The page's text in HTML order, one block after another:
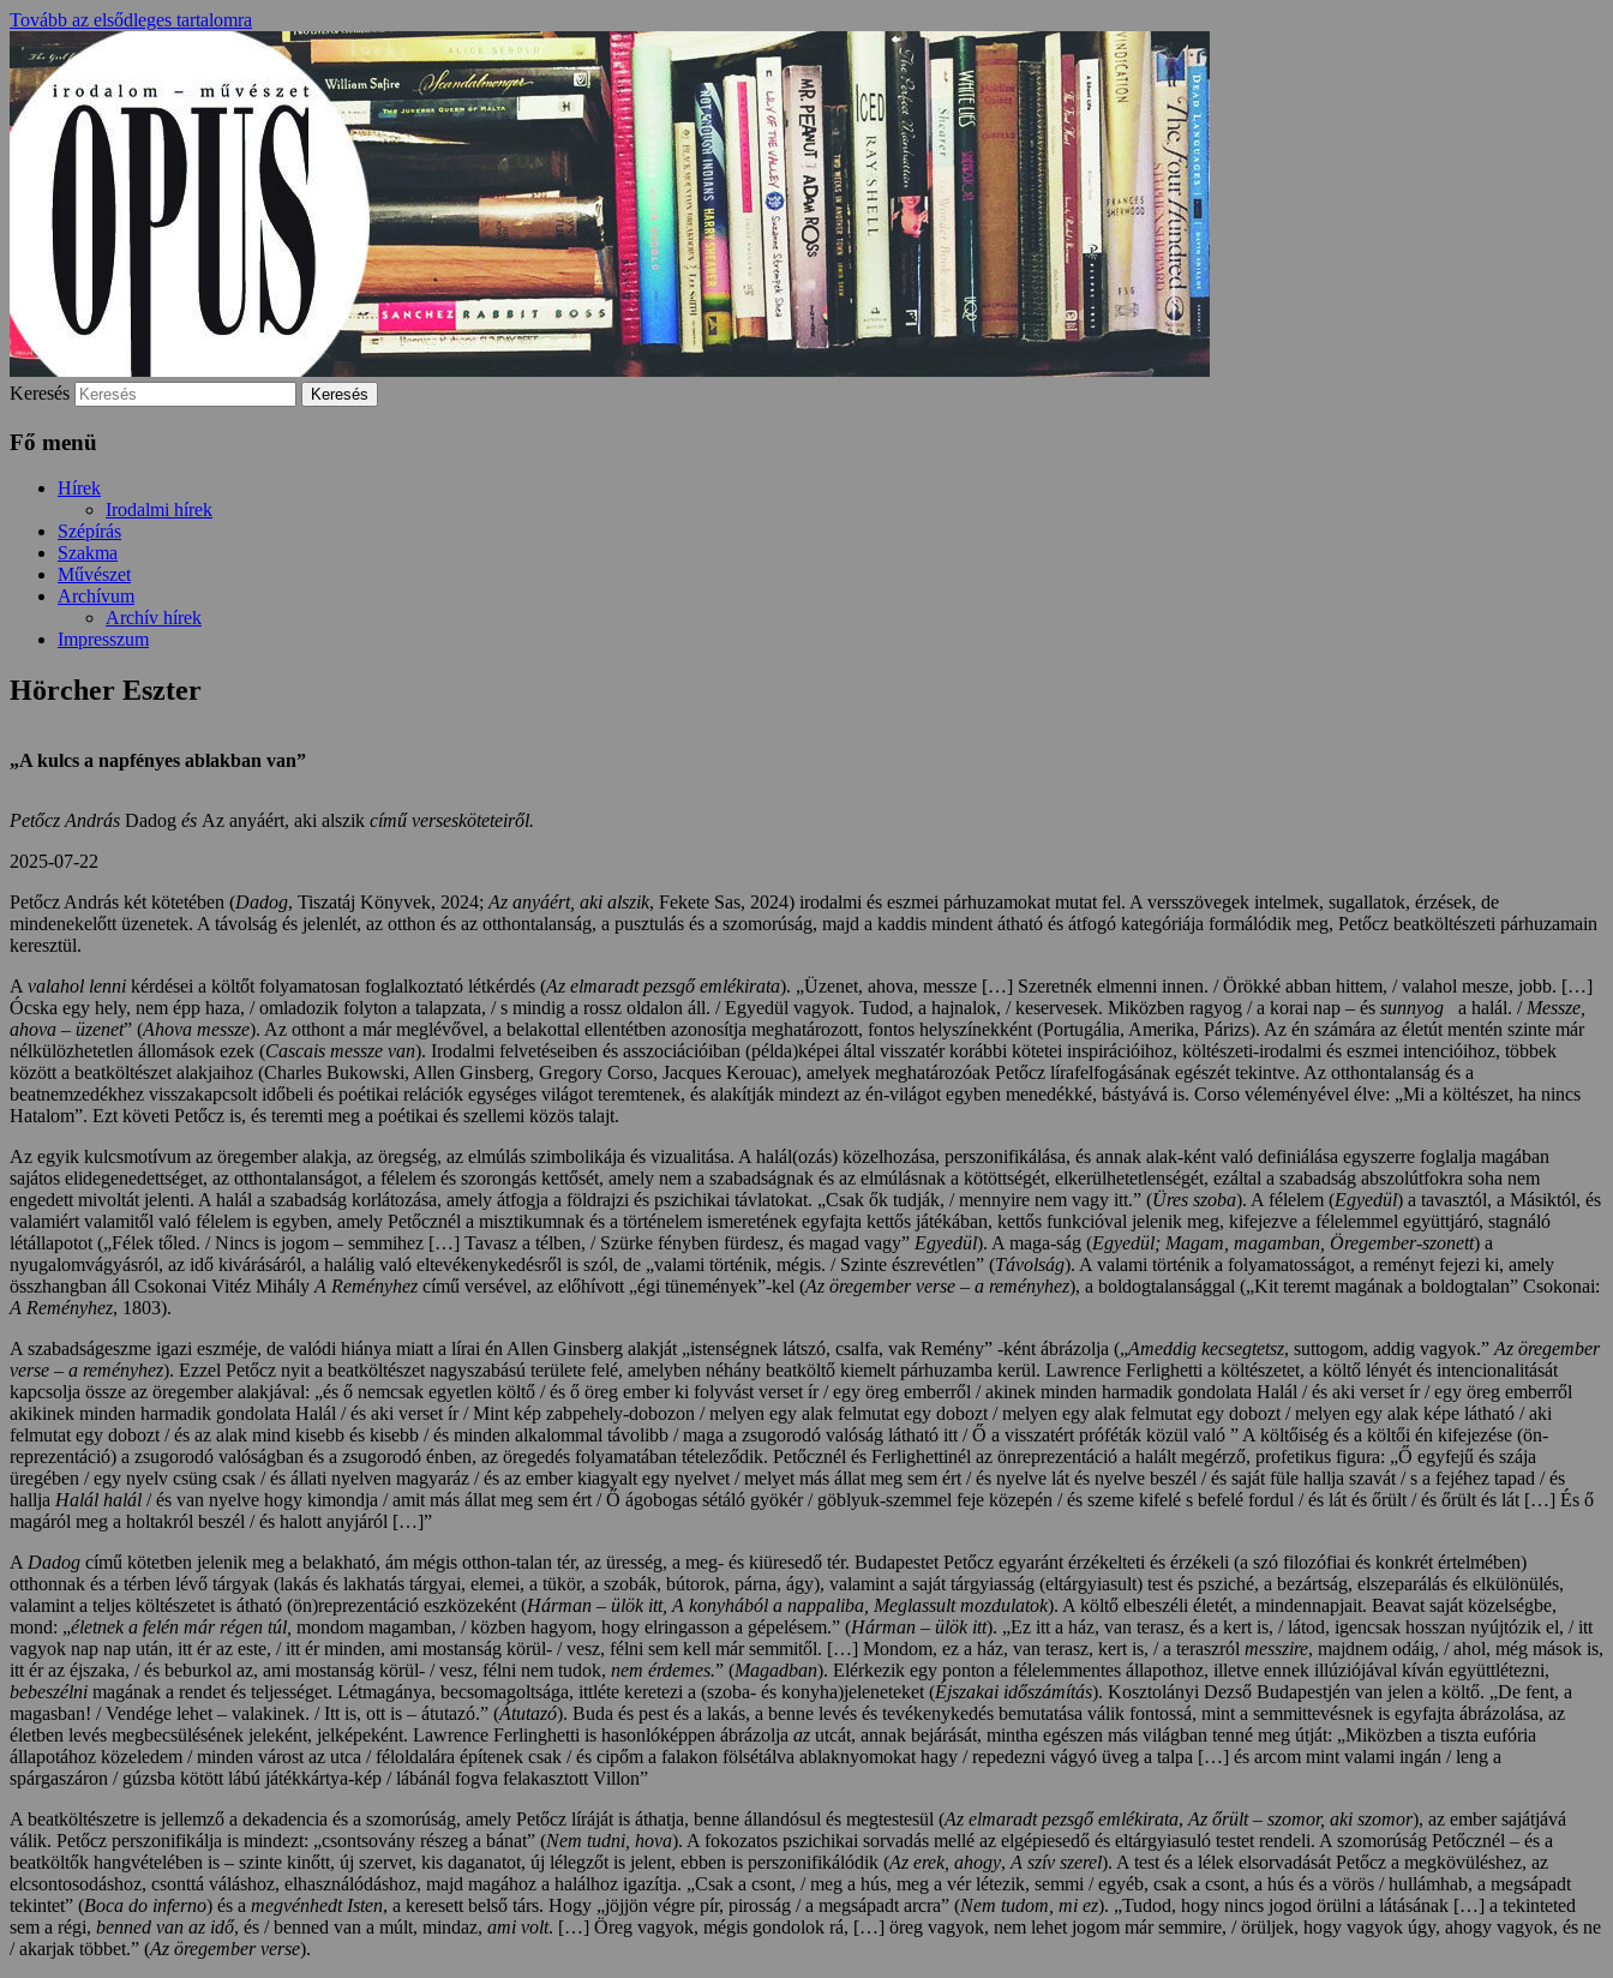
Tovább az elsődleges tartalomra
OPUS irodalmi folyóirat
irodalom és művészet
Keresés
Fő menü
Hírek
Irodalmi hírek
Szépírás
Szakma
Művészet
Archívum
Archív hírek
Impresszum
Hörcher Eszter
„A kulcs a napfényes ablakban van”
Petőcz András Dadog és Az anyáért, aki alszik című versesköteteiről.
2025-07-22
Petőcz András két kötetében (Dadog, Tiszatáj Könyvek, 2024; Az anyáért, aki alszik, Fekete Sas, 2024) irodalmi és eszmei párhuzamokat mutat fel. A versszövegek intelmek, sugallatok, érzések, de
mindenekelőtt üzenetek. A távolság és jelenlét, az otthon és az otthontalanság, a pusztulás és a szomorúság, majd a kaddis mindent átható és átfogó kategóriája formálódik meg, Petőcz beatköltészeti párhuzamain
keresztül.
A valahol lenni kérdései a költőt folyamatosan foglalkoztató létkérdés (Az elmaradt pezsgő emlékirata). „Üzenet, ahova, messze […] Szeretnék elmenni innen. / Örökké abban hittem, / valahol mesze, jobb. […]
Ócska egy hely, nem épp haza, / omladozik folyton a talapzata, / s mindig a rossz oldalon áll. / Egyedül vagyok. Tudod, a hajnalok, / keservesek. Miközben ragyog / a korai nap – és sunnyog a halál. / Messze,
ahova – üzenet” (Ahova messze). Az otthont a már meglévővel, a belakottal ellentétben azonosítja meghatározott, fontos helyszínekként (Portugália, Amerika, Párizs). Az én számára az életút mentén szinte már
nélkülözhetetlen állomások ezek (Cascais messze van). Irodalmi felvetéseiben és asszociációiban (példa)képei által visszatér korábbi kötetei inspirációihoz, költészeti-irodalmi és eszmei intencióihoz, többek
között a beatköltészet alakjaihoz (Charles Bukowski, Allen Ginsberg, Gregory Corso, Jacques Kerouac), amelyek meghatározóak Petőcz lírafelfogásának egészét tekintve. Az otthontalanság és a
beatnemzedékhez visszakapcsolt időbeli és poétikai relációk egységes világot teremtenek, és alakítják mindezt az én-világot egyben menedékké, bástyává is. Corso véleményével élve: „Mi a költészet, ha nincs
Hatalom”. Ezt követi Petőcz is, és teremti meg a poétikai és szellemi közös talajt.
Az egyik kulcsmotívum az öregember alakja, az öregség, az elmúlás szimbolikája és vizualitása. A halál(ozás) közelhozása, perszonifikálása, és annak alak-ként való definiálása egyszerre foglalja magában
sajátos elidegenedettséget, az otthontalanságot, a félelem és szorongás kettősét, amely nem a szabadságnak és az elmúlásnak a kötöttségét, elkerülhetetlenségét, ezáltal a szabadság abszolútfokra soha nem
engedett mivoltát jelenti. A halál a szabadság korlátozása, amely átfogja a földrajzi és pszichikai távlatokat. „Csak ők tudják, / mennyire nem vagy itt.” (Üres szoba). A félelem (Egyedül) a tavasztól, a Másiktól, és
valamiért valamitől való félelem is egyben, amely Petőcznél a misztikumnak és a történelem ismeretének egyfajta kettős játékában, kettős funkcióval jelenik meg, kifejezve a félelemmel együttjáró, stagnáló
létállapotot („Félek tőled. / Nincs is jogom – semmihez […] Tavasz a télben, / Szürke fényben fürdesz, és magad vagy” Egyedül). A maga-ság (Egyedül; Magam, magamban, Öregember-szonett) a
nyugalomvágyásról, az idő kivárásáról, a halálig való eltevékenykedésről is szól, de „valami történik, mégis. / Szinte észrevétlen” (Távolság). A valami történik a folyamatosságot, a reményt fejezi ki, amely
összhangban áll Csokonai Vitéz Mihály A Reményhez című versével, az előhívott „égi tünemények”-kel (Az öregember verse – a reményhez), a boldogtalansággal („Kit teremt magának a boldogtalan” Csokonai:
A Reményhez, 1803).
A szabadságeszme igazi eszméje, de valódi hiánya miatt a lírai én Allen Ginsberg alakját „istenségnek látszó, csalfa, vak Remény” -ként ábrázolja („Ameddig kecsegtetsz, suttogom, addig vagyok.” Az öregember
verse – a reményhez). Ezzel Petőcz nyit a beatköltészet nagyszabású területe felé, amelyben néhány beatköltő kiemelt párhuzamba kerül. Lawrence Ferlighetti a költészetet, a költő lényét és intencionalitását
kapcsolja össze az öregember alakjával: „és ő nemcsak egyetlen költő / és ő öreg ember ki folyvást verset ír / egy öreg emberről / akinek minden harmadik gondolata Halál / és aki verset ír / egy öreg emberről
akikinek minden harmadik gondolata Halál / és aki verset ír / Mint kép zabpehely-dobozon / melyen egy alak felmutat egy dobozt / melyen egy alak felmutat egy dobozt / melyen egy alak képe látható / aki
felmutat egy dobozt / és az alak mind kisebb és kisebb / és minden alkalommal távolibb / maga a zsugorodó valóság látható itt / Ő a visszatért próféták közül való ” A költőiség és a költői én kifejezése (ön-
reprezentáció) a zsugorodó valóságban és a zsugorodó énben, az öregedés folyamatában tételeződik. Petőcznél és Ferlighettinél az önreprezentáció a halált megérző, profetikus figura: „Ő egyfejű és szája
üregében / egy nyelv csüng csak / és állati nyelven magyaráz / és az ember kiagyalt egy nyelvet / melyet más állat meg sem ért / és nyelve lát és nyelve beszél / és saját füle hallja szavát / s a fejéhez tapad / és
hallja Halál halál / és van nyelve hogy kimondja / amit más állat meg sem ért / Ő ágobogas sétáló gyökér / göblyuk-szemmel feje közepén / és szeme kifelé s befelé fordul / és lát és őrült / és őrült és lát […] És ő
magáról meg a holtakról beszél / és halott anyjáról […]”
A Dadog című kötetben jelenik meg a belakható, ám mégis otthon-talan tér, az üresség, a meg- és kiüresedő tér. Budapestet Petőcz egyaránt érzékelteti és érzékeli (a szó filozófiai és konkrét értelmében)
otthonnak és a térben lévő tárgyak (lakás és lakhatás tárgyai, elemei, a tükör, a szobák, bútorok, párna, ágy), valamint a saját tárgyiasság (eltárgyiasult) test és psziché, a bezártság, elszeparálás és elkülönülés,
valamint a teljes költészetet is átható (ön)reprezentáció eszközeként (Hárman – ülök itt, A konyhából a nappaliba, Meglassult mozdulatok). A költő elbeszéli életét, a mindennapjait. Beavat saját közelségbe,
mond: „életnek a felén már régen túl, mondom magamban, / közben hagyom, hogy elringasson a gépelésem.” (Hárman – ülök itt). „Ez itt a ház, van terasz, és a kert is, / látod, igencsak hosszan nyújtózik el, / itt
vagyok nap nap után, itt ér az este, / itt ér minden, ami mostanság körül- / vesz, félni sem kell már semmitől. […] Mondom, ez a ház, van terasz, kert is, / a teraszról messzire, majdnem odáig, / ahol, még mások is,
itt ér az éjszaka, / és beburkol az, ami mostanság körül- / vesz, félni nem tudok, nem érdemes.” (Magadban). Elérkezik egy ponton a félelemmentes állapothoz, illetve ennek illúziójával kíván együttlétezni,
bebeszélni magának a rendet és teljességet. Létmagánya, becsomagoltsága, ittléte keretezi a (szoba- és konyha)jeleneteket (Éjszakai időszámítás). Kosztolányi Dezső Budapestjén van jelen a költő. „De fent, a
magasban! / Vendége lehet – valakinek. / Itt is, ott is – átutazó.” (Átutazó). Buda és pest és a lakás, a benne levés és tevékenykedés bemutatása válik fontossá, mint a semmittevésnek is egyfajta ábrázolása, az
életben levés megbecsülésének jeleként, jelképeként. Lawrence Ferlinghetti is hasonlóképpen ábrázolja az utcát, annak bejárását, mintha egészen más világban tenné meg útját: „Miközben a tiszta eufória
állapotához közeledem / minden várost az utca / féloldalára építenek csak / és cipőm a falakon fölsétálva ablaknyomokat hagy / repedezni vágyó üveg a talpa […] és arcom mint valami ingán / leng a
spárgaszáron / gúzsba kötött lábú játékkártya-kép / lábánál fogva felakasztott Villon”
A beatköltészetre is jellemző a dekadencia és a szomorúság, amely Petőcz líráját is áthatja, benne állandósul és megtestesül (Az elmaradt pezsgő emlékirata, Az őrült – szomor, aki szomor), az ember sajátjává
válik. Petőcz perszonifikálja is mindezt: „csontsovány részeg a bánat” (Nem tudni, hova). A fokozatos pszichikai sorvadás mellé az elgépiesedő és eltárgyiasuló testet rendeli. A szomorúság Petőcznél – és a
beatköltők hangvételében is – szinte kinőtt, új szervet, kis daganatot, új lélegzőt is jelent, ebben is perszonifikálódik (Az erek, ahogy, A szív szerel). A test és a lélek elsorvadását Petőcz a megkövüléshez, az
elcsontosodáshoz, csonttá váláshoz, elhasználódáshoz, majd magához a halálhoz igazítja. „Csak a csont, / meg a hús, meg a vér létezik, semmi / egyéb, csak a csont, a hús és a vörös / hullámhab, a megsápadt
tekintet” (Boca do inferno) és a megvénhedt Isten, a keresett belső társ. Hogy „jöjjön végre pír, pirosság / a megsápadt arcra” (Nem tudom, mi ez). „Tudod, hogy nincs jogod örülni a látásának […] a tekinteted
sem a régi, benned van az idő, és / benned van a múlt, mindaz, ami volt. […] Öreg vagyok, mégis gondolok rá, […] öreg vagyok, nem lehet jogom már semmire, / örüljek, hogy vagyok úgy, ahogy vagyok, és ne
/ akarjak többet.” (Az öregember verse).